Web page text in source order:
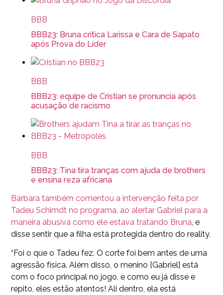
BBB
BBB23: Bruna critica Larissa e Cara de Sapato
após Prova do Líder
BBB
BBB23: equipe de Cristian se pronuncia após
acusação de racismo
BBB
BBB23: Tina tira tranças com ajuda de brothers
e ensina reza africana
Bárbara também comentou a intervenção feita por
Tadeu Schimdt no programa, ao alertar Gabriel para a
maneira abusiva como ele estava tratando Bruna , e
disse sentir que a filha está protegida dentro do reality.
“Foi o que o Tadeu fez. O corte foi bem antes de uma
agressão física. Além disso, o menino [Gabriel] está
com o foco principal no jogo, e como eu já disse e
repito, eles estão atentos! Ali dentro, ela está